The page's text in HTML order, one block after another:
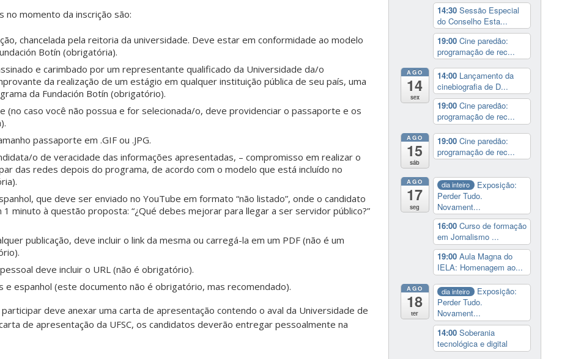
no momento da inscrição são:
chancelada pela reitoria da universidade. Deve estar em conformidade ao modelo
Botín (obrigatória).
e carimbado por um representante qualificado da Universidade da/o
da realização de um estágio em qualquer instituição pública de seu país, uma
da Fundación Botín (obrigatório).
(no caso você não possua e for selecionada/o, deve providenciar o passaporte e os
passaporte em .GIF ou .JPG.
o de veracidade das informações apresentadas, – compromisso em realizar o
das redes depois do programa, de acordo com o modelo que está incluído no
que deve ser enviado no YouTube em formato “não listado”, onde o candidato
minuto à questão proposta: “¿Qué debes mejorar para llegar a ser servidor público?”
publicação, deve incluir o link da mesma ou carregá-la em um PDF (não é um
deve incluir o URL (não é obrigatório).
e espanhol (este documento não é obrigatório, mas recomendado).
deve anexar uma carta de apresentação contendo o aval da Universidade de
de apresentação da UFSC, os candidatos deverão entregar pessoalmente na
14:30 Sessão Especial
do Conselho Esta...
19:00 Cine paredão:
programação de rec...
AGO
14
sex
14:00 Lançamento da
cinebiografia de D...
19:00 Cine paredão:
programação de rec...
AGO
15
sáb
19:00 Cine paredão:
programação de rec...
AGO
17
seg
dia inteiro
Exposição:
Perder Tudo.
Novament...
16:00 Curso de formação
em Jornalismo ...
19:00 Aula Magna do
IELA: Homenagem ao...
AGO
18
ter
dia inteiro
Exposição:
Perder Tudo.
Novament...
14:00 Soberania
tecnológica e digital